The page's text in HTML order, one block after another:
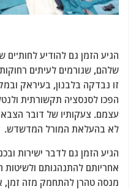
הגיע הזמן גם להודיע
שלהם, שגורמים לעיתים
זו נבדקה בלבנון, בעיראק
הפכו לסנסציה תקשורתית
עצמם. צעקותיו של דובר הצבא
לא בהעלאת המורל המדשדש.
הגיע הזמן גם לדבר ישירות
אחריותם להתנהגותם ולשיטות
מנסה טהרן להתחמק מזה זמן,